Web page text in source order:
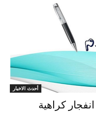
أحدث الاخبار
انفجار كراهية